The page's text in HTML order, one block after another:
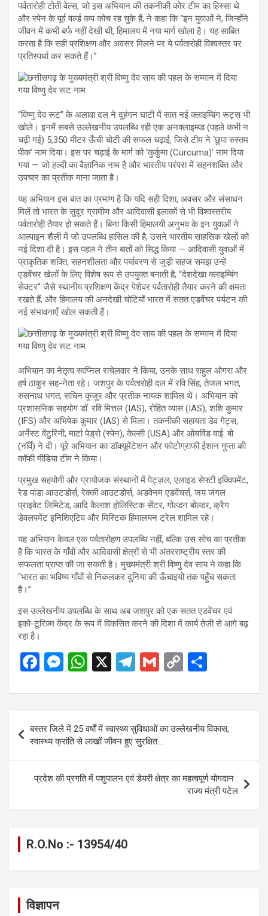
पर्वतारोही टोती वेल्स, जो इस अभियान की तकनीकी कोर टीम का हिस्सा थे
और स्पेन के पूर्व वर्ल्ड कप कोच रह चुके हैं, ने कहा कि “इन युवाओं ने, जिन्होंने
जीवन में कभी बर्फ नहीं देखी थी, हिमालय में नया मार्ग खोला है। यह साबित
करता है कि सही प्रशिक्षण और अवसर मिलने पर ये पर्वतारोही विश्वस्तर पर
प्रतिस्पर्धा कर सकते हैं।”
“विष्णु देव रूट” के अलावा दल ने दूहंगन घाटी में सात नई क्लाइम्बिंग रूट्स भी
खोले। इनमें सबसे उल्लेखनीय उपलब्धि रही एक अनक्लाइम्ब्ड (पहले कभी न
चढ़ी गई) 5,350 मीटर ऊँची चोटी की सफल चढ़ाई, जिसे टीम ने ‘छुपा रुस्तम
पीक’ नाम दिया। इस पर चढ़ाई के मार्ग को ‘कुर्कुमा (Curcuma)’ नाम दिया
गया — जो हल्दी का वैज्ञानिक नाम है और भारतीय परंपरा में सहनशक्ति और
उपचार का प्रतीक माना जाता है।
यह अभियान इस बात का प्रमाण है कि यदि सही दिशा, अवसर और संसाधन
मिलें तो भारत के सुदूर ग्रामीण और आदिवासी इलाकों से भी विश्वस्तरीय
पर्वतारोही तैयार हो सकते हैं। बिना किसी हिमालयी अनुभव के इन युवाओं ने
आल्पाइन शैली में जो उपलब्धि हासिल की है, उसने भारतीय साहसिक खेलों को
नई दिशा दी है। इस पहल ने तीन बातों को सिद्ध किया — आदिवासी युवाओं में
प्राकृतिक शक्ति, सहनशीलता और पर्यावरण से जुड़ी सहज समझ उन्हें
एडवेंचर खेलों के लिए विशेष रूप से उपयुक्त बनाती है; “देशदेखा क्लाइम्बिंग
सेक्टर” जैसे स्थानीय प्रशिक्षण केंद्र पेशेवर पर्वतारोही तैयार करने की क्षमता
रखते हैं; और हिमालय की अनदेखी चोटियाँ भारत में सतत एडवेंचर पर्यटन की
नई संभावनाएँ खोल सकती हैं।
अभियान का नेतृत्व स्वप्निल राचेलवार ने किया, उनके साथ राहुल ओगरा और
हर्ष ठाकुर सह-नेता रहे। जशपुर के पर्वतारोही दल में रवि सिंह, तेजल भगत,
रुसनाथ भगत, सचिन कुजुर और प्रतीक नायक शामिल थे। अभियान को
प्रशासनिक सहयोग डॉ. रवि मित्तल (IAS), रोहित व्यास (IAS), शशि कुमार
(IFS) और अभिषेक कुमार (IAS) से मिला। तकनीकी सहायता डेव गेट्स,
अर्नेस्ट वेंटुरिनी, मार्टा पेड्रो (स्पेन), केल्सी (USA) और ओयविंड वाई. बो
(नॉर्वे) ने दी। पूरे अभियान का डॉक्यूमेंटेशन और फोटोग्राफी ईशान गुप्ता की
कॉफी मीडिया टीम ने किया।
प्रमुख सहयोगी और प्रायोजक संस्थानों में पेट्ज़ल, एलाइड सेफ्टी इक्विपमेंट,
रेड पांडा आउटडोर्स, रेक्की आउटडोर्स, अडवेनम एडवेंचर्स, जय जंगल
प्राइवेट लिमिटेड, आदि कैलाश होलिस्टिक सेंटर, गोल्डन बोल्डर, क्रैग
डेवलपमेंट इनिशिएटिव और मिस्टिक हिमालयन ट्रेल शामिल रहे।
यह अभियान केवल एक पर्वतारोहण उपलब्धि नहीं, बल्कि उस सोच का प्रतीक
है कि भारत के गाँवों और आदिवासी क्षेत्रों से भी अंतरराष्ट्रीय स्तर की
सफलता प्राप्त की जा सकती है। मुख्यमंत्री श्री विष्णु देव साय ने कहा कि
“भारत का भविष्य गाँवों से निकलकर दुनिया की ऊँचाइयों तक पहुँच सकता
है।”
इस उल्लेखनीय उपलब्धि के साथ अब जशपुर को एक सतत एडवेंचर एवं
इको-टूरिज़्म केंद्र के रूप में विकसित करने की दिशा में कार्य तेज़ी से आगे बढ़
रहा है।
F
ce
o
o
k
M
se
n
g
er
W
at
s
A
p
p
X
T
e
gr
a
m
G
ail
C
py
Li
n
k
ar
e
navigation
बस्तर जिले में 25 वर्षों में स्वास्थ्य सुविधाओं का उल्लेखनीय विकास,
स्वास्थ्य क्रांति से लाखों जीवन हुए सुरक्षित….
प्रदेश की प्रगति में पशुपालन एवं डेयरी क्षेत्र का महत्वपूर्ण योगदान :
राज्य मंत्री पटेल
R.O.No :- 13954/40
विज्ञापन